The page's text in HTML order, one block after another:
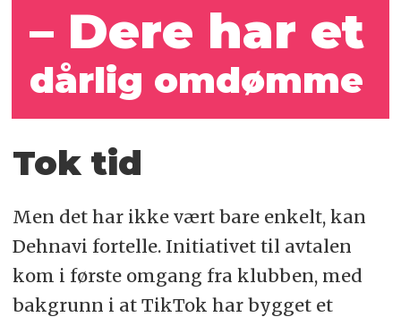
– Dere har et
dårlig omdømme
Tok tid
Men det har ikke vært bare enkelt, kan
Dehnavi fortelle. Initiativet til avtalen
kom i første omgang fra klubben, med
bakgrunn i at TikTok har bygget et